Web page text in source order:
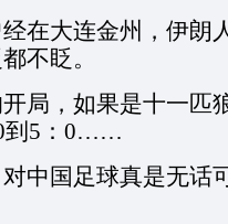
大连金州，伊朗
不眨。
，如果是十一匹
到5：0……
国足球真是无话